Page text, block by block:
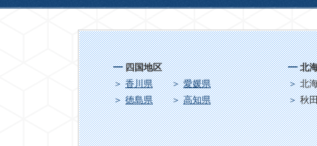
北
北
秋
四国地区
香川県
愛媛県
徳島県
高知県